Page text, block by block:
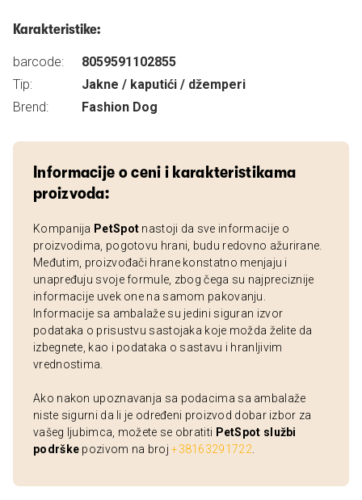
Karakteristike:
barcode:
8059591102855
Tip:
Jakne / kaputići / džemperi
Brend:
Fashion Dog
Informacije o ceni i karakteristikama
proizvoda:
Kompanija PetSpot nastoji da sve informacije o
proizvodima, pogotovu hrani, budu redovno ažurirane.
Međutim, proizvođači hrane konstatno menjaju i
unapređuju svoje formule, zbog čega su najpreciznije
informacije uvek one na samom pakovanju.
Informacije sa ambalaže su jedini siguran izvor
podataka o prisustvu sastojaka koje možda želite da
izbegnete, kao i podataka o sastavu i hranljivim
vrednostima.
Ako nakon upoznavanja sa podacima sa ambalaže
niste sigurni da li je određeni proizvod dobar izbor za
vašeg ljubimca, možete se obratiti PetSpot službi
podrške pozivom na broj+38163291722